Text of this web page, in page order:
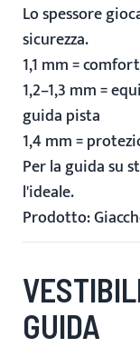
Lo spessore
sicurezza.
1,1 mm =
1,2–1,3 mm =
guida pista
1,4 mm =
Per la guida su
l'ideale.
Prodotto:
GUIDA